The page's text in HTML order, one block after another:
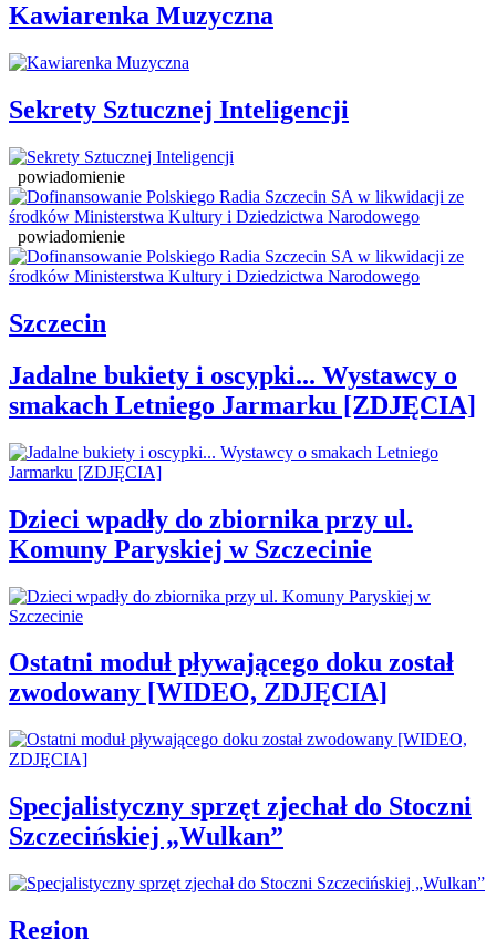
Kawiarenka Muzyczna
Sekrety Sztucznej Inteligencji
powiadomienie
powiadomienie
Szczecin
Jadalne bukiety i oscypki... Wystawcy o
smakach Letniego Jarmarku [ZDJĘCIA]
Dzieci wpadły do zbiornika przy ul.
Komuny Paryskiej w Szczecinie
Ostatni moduł pływającego doku został
zwodowany [WIDEO, ZDJĘCIA]
Specjalistyczny sprzęt zjechał do Stoczni
Szczecińskiej „Wulkan”
Region